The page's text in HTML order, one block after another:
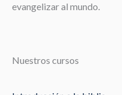
evangelizar al mundo.
Nuestros cursos